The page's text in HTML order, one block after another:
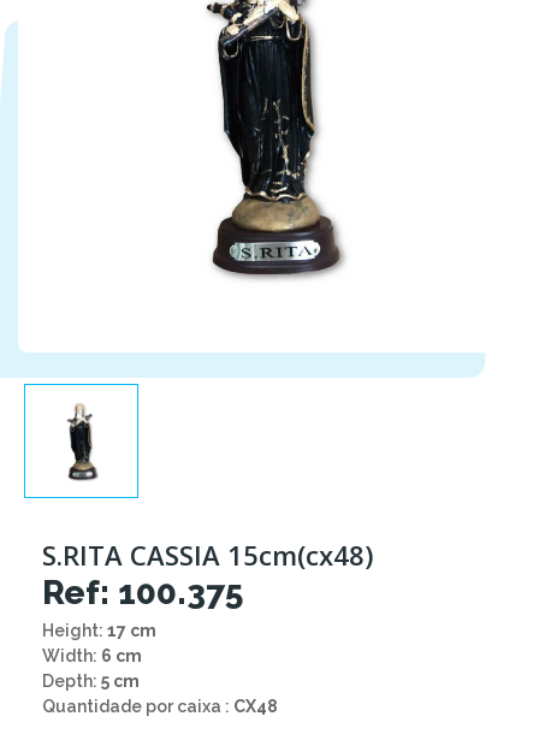
S.RITA CASSIA 15cm(cx48)
Ref: 100.375
Height: 17 cm
Width: 6 cm
Depth: 5 cm
Quantidade por caixa : CX48